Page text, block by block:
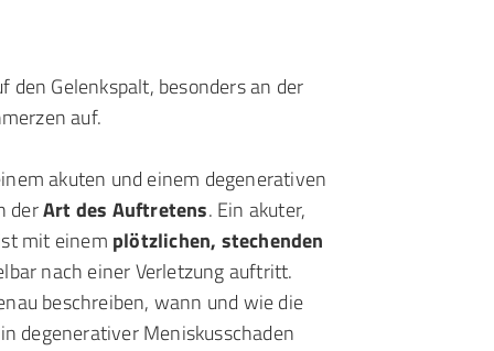
den Gelenkspalt, besonders an der
auf.
akuten und einem degenerativen
derArt des Auftretens. Ein akuter,
mit einem plötzlichen, stechenden
nach einer Verletzung auftritt.
beschreiben, wann und wie die
degenerativer Meniskusschaden